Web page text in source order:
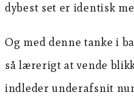
dybest set er identisk
Og med denne tanke i
så lærerigt at vende
indleder underafsnit